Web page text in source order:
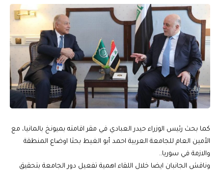
كما بحث رئيس الوزراء حيدر العبادي في مقر اقامته بميونخ بالمانيا، مع
الأمين العام للجامعة العربية احمد أبو الغيط بحثا اوضاع المنطقة
والازمة في سوريا..
وناقش الجانبان ايضا خلال اللقاء اهمية تفعيل دور الجامعة بتحقيق